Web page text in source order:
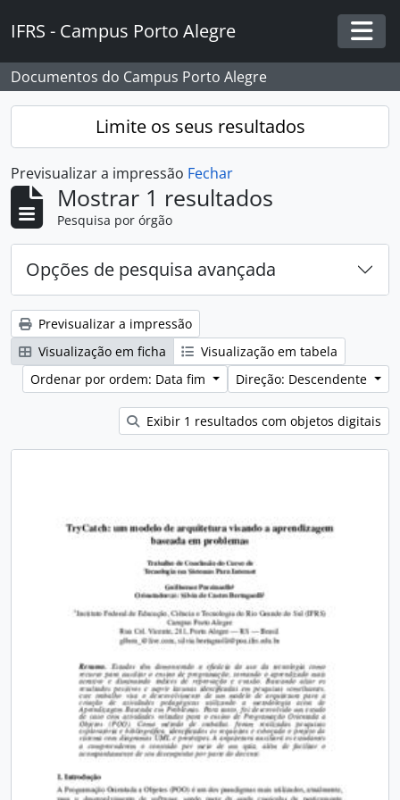
IFRS - Campus Porto Alegre
Documentos do Campus Porto Alegre
Limite os seus resultados
Previsualizar a impressão Fechar
Mostrar 1 resultados
Pesquisa por órgão
Opções de pesquisa avançada
Previsualizar a impressão
Visualização em ficha
Visualização em tabela
Ordenar por ordem: Data fim
Direção: Descendente
Exibir 1 resultados com objetos digitais